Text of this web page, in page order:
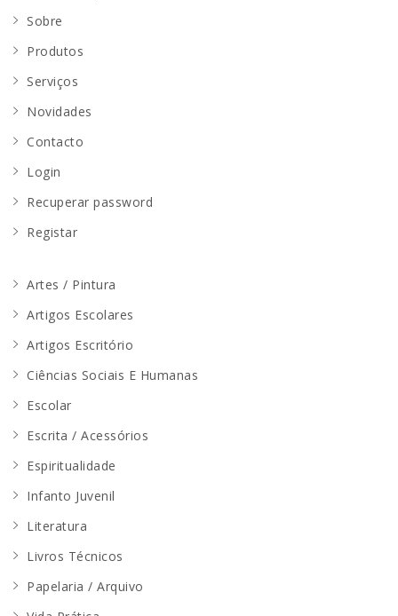
Sobre
Produtos
Serviços
Novidades
Contacto
Login
Recuperar password
Registar
Artes / Pintura
Artigos Escolares
Artigos Escritório
Ciências Sociais E Humanas
Escolar
Escrita / Acessórios
Espiritualidade
Infanto Juvenil
Literatura
Livros Técnicos
Papelaria / Arquivo